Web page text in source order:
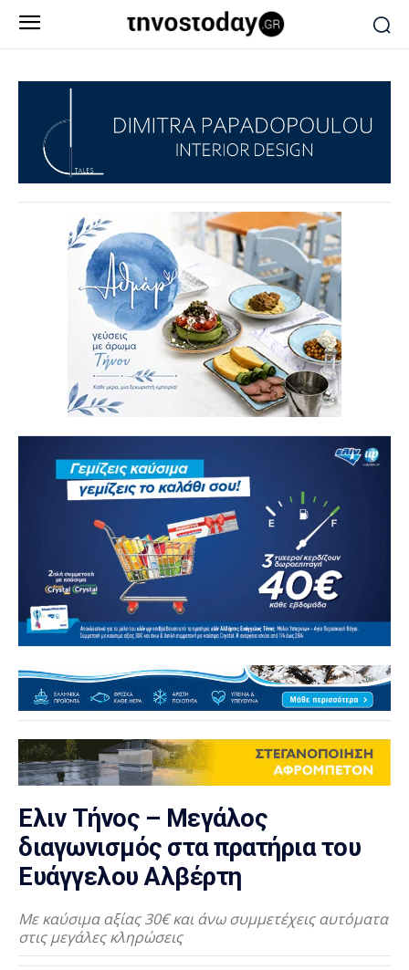
Ελιν Τήνος – Μεγάλος
διαγωνισμός στα πρατήρια του
Ευάγγελου Αλβέρτη
Με καύσιμα αξίας 30€ και άνω συμμετέχεις αυτόματα
στις μεγάλες κληρώσεις